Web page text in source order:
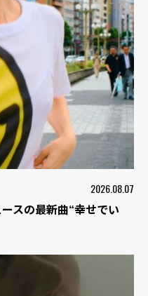
2026.08.07
スの最新曲“幸せでい